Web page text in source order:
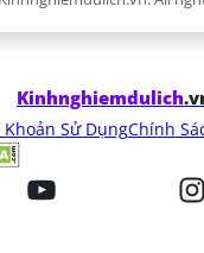
Kinhnghiemdulich
Sử DụngChính